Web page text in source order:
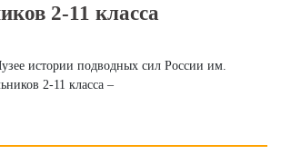
2-11 класса
истории подводных сил России им.
2-11 класса –